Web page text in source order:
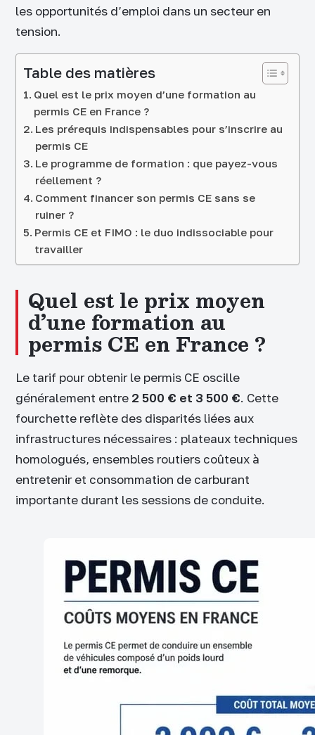
les opportunités d’emploi dans un secteur en
tension.
Table des matières
Quel est le prix moyen d’une formation au
permis CE en France ?
Les prérequis indispensables pour s’inscrire au
permis CE
Le programme de formation : que payez-vous
réellement ?
Comment financer son permis CE sans se
ruiner ?
Permis CE et FIMO : le duo indissociable pour
travailler
Quel est le prix moyen
d’une formation au
permis CE en France ?
Le tarif pour obtenir le permis CE oscille
généralement entre 2 500 € et 3 500 €. Cette
fourchette reflète des disparités liées aux
infrastructures nécessaires : plateaux techniques
homologués, ensembles routiers coûteux à
entretenir et consommation de carburant
importante durant les sessions de conduite.